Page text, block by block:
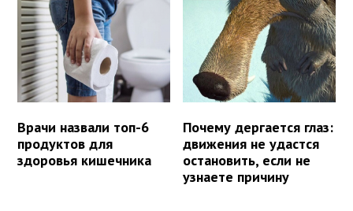
Врачи назвали топ-6
продуктов для
здоровья кишечника
Почему дергается глаз:
движения не удастся
остановить, если не
узнаете причину